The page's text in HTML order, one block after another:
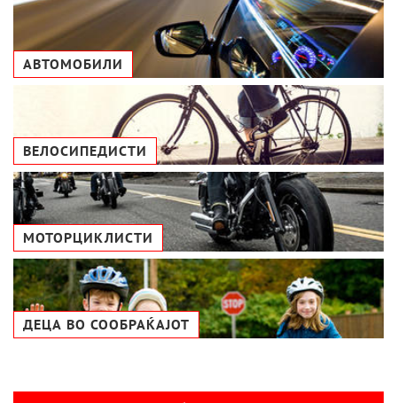
АВТОМОБИЛИ
ВЕЛОСИПЕДИСТИ
МОТОРЦИКЛИСТИ
ДЕЦА ВО СООБРАЌАЈОТ